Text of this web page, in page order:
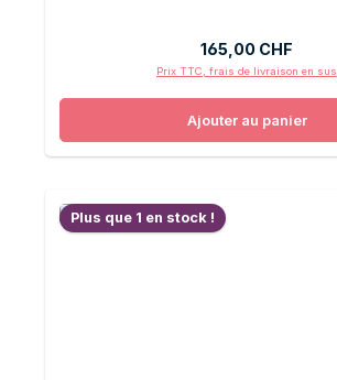
Prix régulier :
165,00 CHF
Prix TTC, frais de livraison en sus
Ajouter au panier
Plus que 1 en stock !